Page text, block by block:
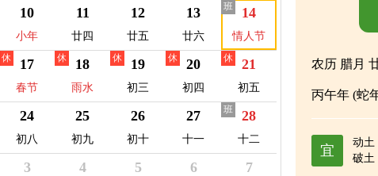
10
小年
11
廿四
12
廿五
13
廿六
14
情人节
班
17
春节
休 18
雨水
休 19
初三
休 20
初四
休 21
初五
休
24
初八
25
初九
26
初十
27
十一
28
十二
班
3 4 5 6 7
农历 腊月
丙午年 (蛇
宜
动土
破土